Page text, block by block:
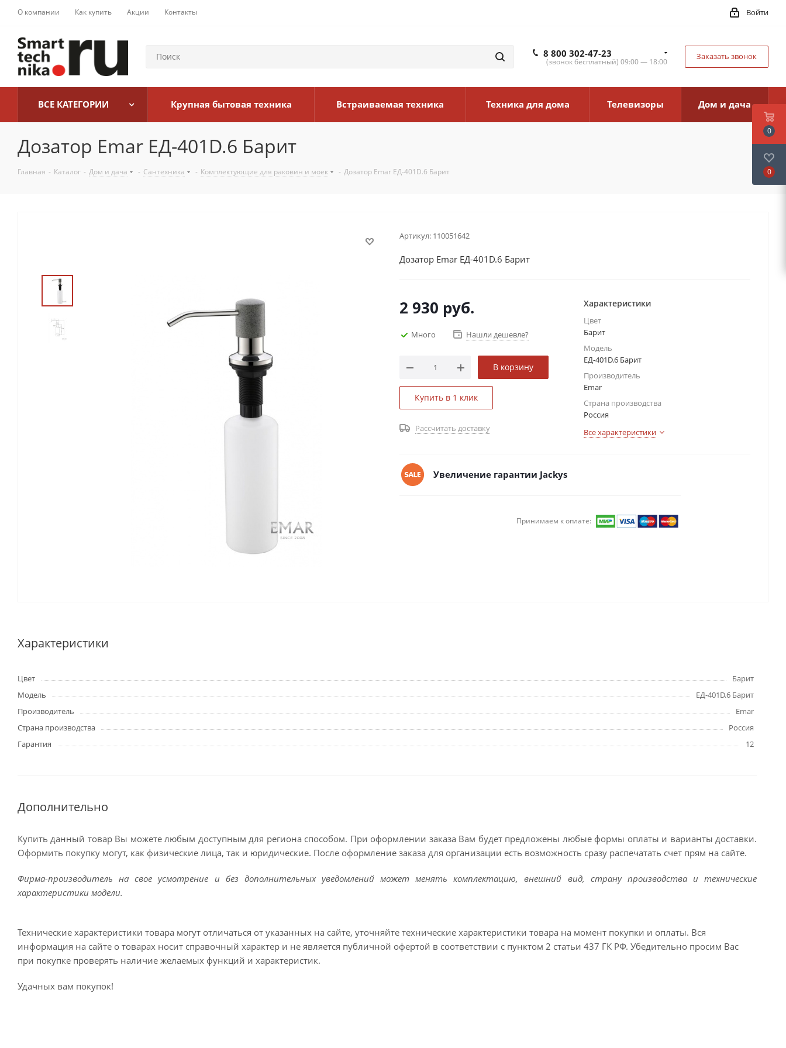
О компании Как купить Акции Контакты Войти
8 800 302-47-23
(звонок бесплатный) 09:00 — 18:00
Заказать звонок
ВСЕ КАТЕГОРИИ Крупная бытовая техника Встраиваемая техника Техника для дома Телевизоры Дом и дача
Дозатор Emar ЕД-401D.6 Барит
Главная - Каталог - Дом и дача - Сантехника - Комплектующие для раковин и моек - Дозатор Emar ЕД-401D.6 Барит
Артикул: 110051642
Дозатор Emar ЕД-401D.6 Барит
2 930 руб.
Много Нашли дешевле?
В корзину
Купить в 1 клик
Рассчитать доставку
Характеристики
Цвет
Барит
Модель
ЕД-401D.6 Барит
Производитель
Emar
Страна производства
Россия
Все характеристики
Увеличение гарантии Jackys
Принимаем к оплате:
Характеристики
Цвет
Барит
Модель
ЕД-401D.6 Барит
Производитель
Emar
Страна производства
Россия
Гарантия
12
Дополнительно
Купить данный товар Вы можете любым доступным для региона способом. При оформлении заказа Вам будет предложены любые формы оплаты и варианты доставки.
Оформить покупку могут, как физические лица, так и юридические. После оформление заказа для организации есть возможность сразу распечатать счет прям на сайте.
Фирма-производитель на свое усмотрение и без дополнительных уведомлений может менять комплектацию, внешний вид, страну производства и технические
характеристики модели.
Технические характеристики товара могут отличаться от указанных на сайте, уточняйте технические характеристики товара на момент покупки и оплаты. Вся
информация на сайте о товарах носит справочный характер и не является публичной офертой в соответствии с пунктом 2 статьи 437 ГК РФ. Убедительно просим Вас
при покупке проверять наличие желаемых функций и характеристик.
Удачных вам покупок!
0
0